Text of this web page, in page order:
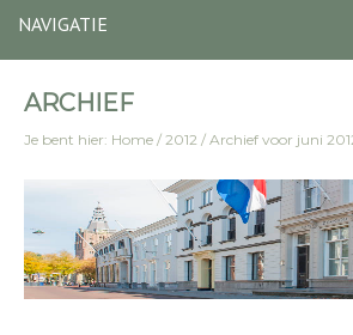
NAVIGATIE
ARCHIEF
Je bent hier: Home / 2012 / Archief voor juni